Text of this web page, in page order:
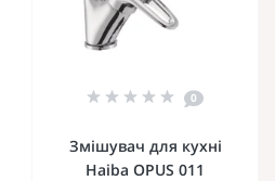
0
Змішувач для кухні
Haiba OPUS 011